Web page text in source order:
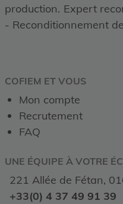
production. Expert
- Reconditionnement
COFIEM ET VOUS
Mon compte
Recrutement
FAQ
UNE ÉQUIPE À VOTRE
221 Allée de Fétan,
+33(0) 4 37 49 91 39